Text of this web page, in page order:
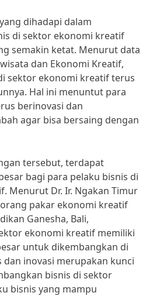
dihadapi dalam
di sektor ekonomi kreatif
semakin ketat. Menurut data
dan Ekonomi Kreatif,
sektor ekonomi kreatif terus
Hal ini menuntut para
berinovasi dan
agar bisa bersaing dengan
tersebut, terdapat
bagi para pelaku bisnis di
Menurut Dr. Ir. Ngakan Timur
pakar ekonomi kreatif
Ganesha, Bali,
ekonomi kreatif memiliki
untuk dikembangkan di
dan inovasi merupakan kunci
bisnis di sektor
bisnis yang mampu